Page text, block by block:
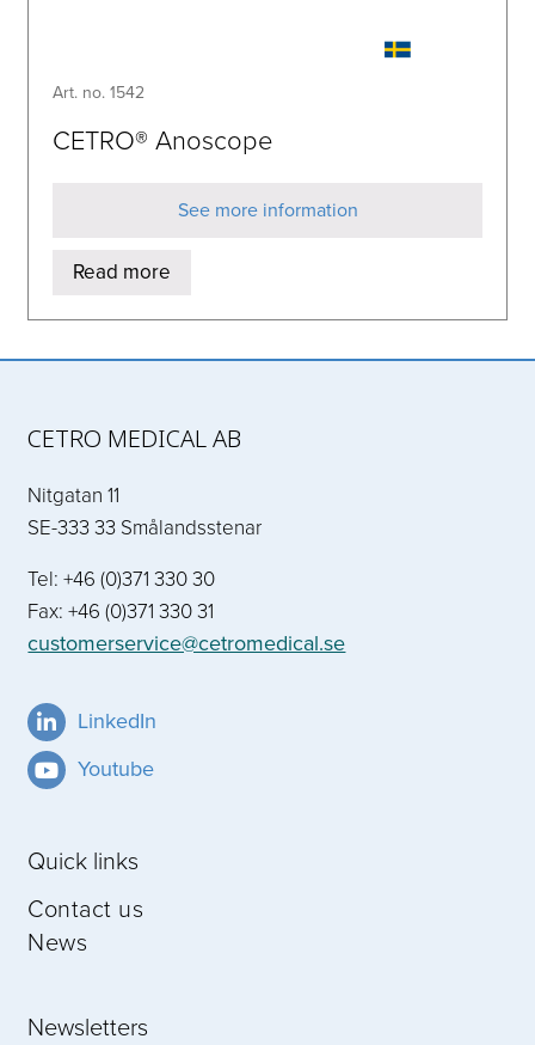
Art. no. 1542
CETRO® Anoscope
See more information
Read more
CETRO MEDICAL AB
Nitgatan 11
SE-333 33 Smålandsstenar
Tel: +46 (0)371 330 30
Fax: +46 (0)371 330 31
customerservice@cetromedical.se
LinkedIn
Youtube
Quick links
Contact us
News
Newsletters